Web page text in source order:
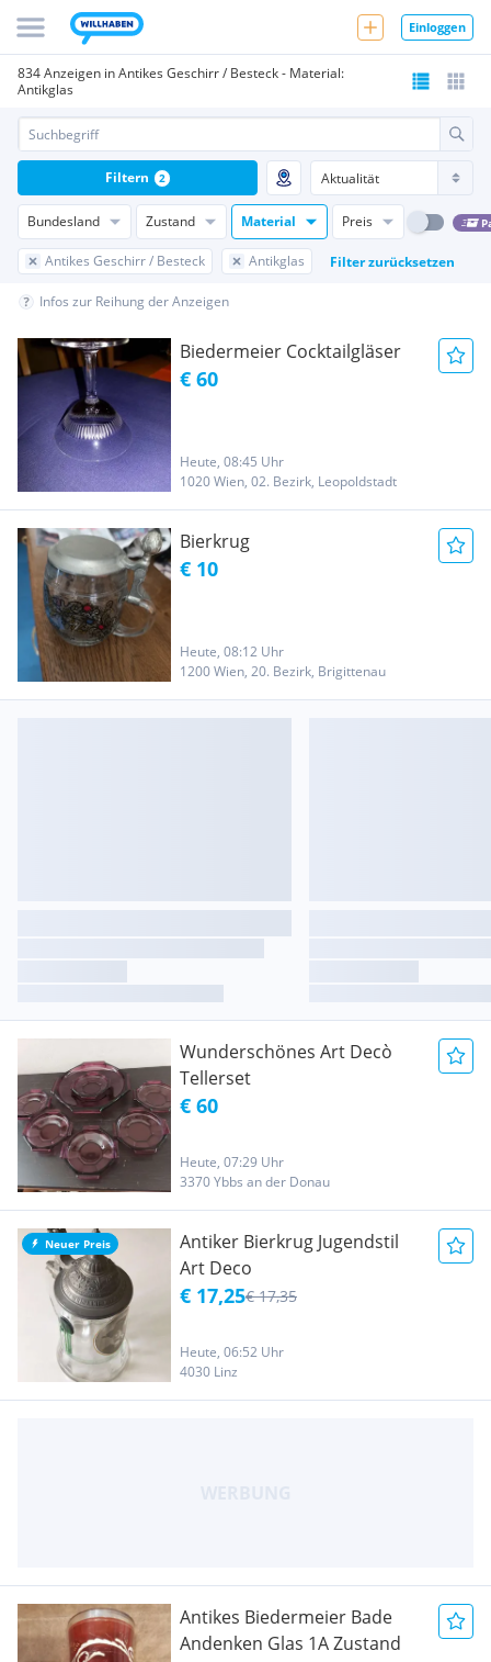
Einloggen
834 Anzeigen in Antikes Geschirr / Besteck - Material:
Antikglas
Bundesland Zustand Material Preis
Antikes Geschirr / Besteck Antikglas Filter zurücksetzen
Filtern 2
Infos zur Reihung der Anzeigen
Biedermeier Cocktailgläser
€ 60
Heute, 08:45 Uhr
1020 Wien, 02. Bezirk, Leopoldstadt
Bierkrug
€ 10
Heute, 08:12 Uhr
1200 Wien, 20. Bezirk, Brigittenau
Wunderschönes Art Decò
Tellerset
€ 60
Heute, 07:29 Uhr
3370 Ybbs an der Donau
Neuer Preis
Antiker Bierkrug Jugendstil
Art Deco
€ 17,25€ 17,35
Heute, 06:52 Uhr
4030 Linz
Antikes Biedermeier Bade
Andenken Glas 1A Zustand